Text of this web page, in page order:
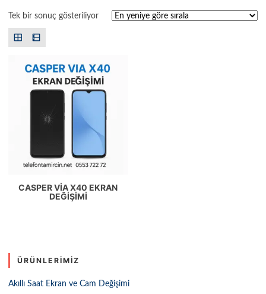
Tek bir sonuç gösteriliyor
CASPER VIA X40 EKRAN
DEĞIŞIMI
ÜRÜNLERIMIZ
Akıllı Saat Ekran ve Cam Değişimi